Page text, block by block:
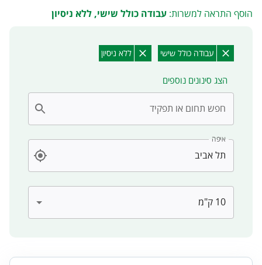
הוסף התראה למשרות: עבודה כולל שישי, ללא ניסיון
עבודה כולל שישי ללא ניסיון
הצג סינונים נוספים
חפש תחום או תפקיד
איפה